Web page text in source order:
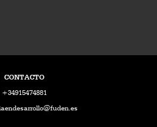
CONTACTO
+34915474881